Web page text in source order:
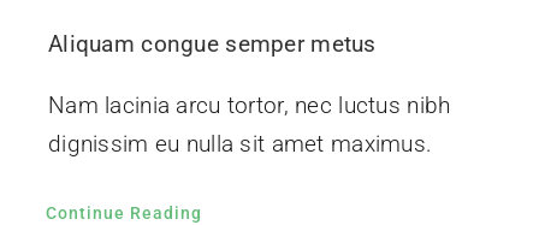
Aliquam congue semper metus
Nam lacinia arcu tortor, nec luctus nibh
dignissim eu nulla sit amet maximus.
Continue Reading